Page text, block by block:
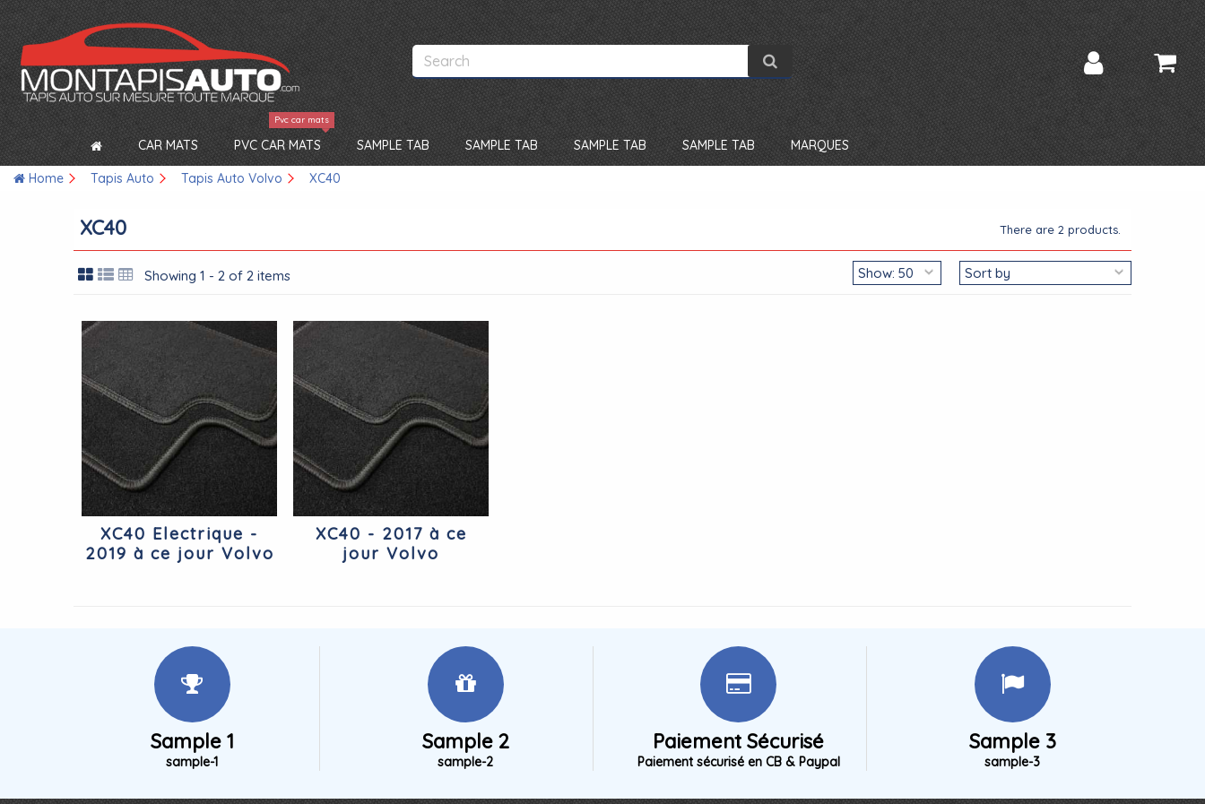
CAR MATS PVC CAR MATS
Pvc car mats
SAMPLE TAB SAMPLE TAB SAMPLE TAB SAMPLE TAB MARQUES
Home Tapis Auto Tapis Auto Volvo XC40
XC40 There are 2 products.
Showing 1 - 2 of 2 items
XC40 Electrique -
2019 à ce jour Volvo
XC40 - 2017 à ce
jour Volvo
Sample 1
sample-1
Sample 2
sample-2
Paiement Sécurisé
Paiement sécurisé en CB & Paypal
Sample 3
sample-3